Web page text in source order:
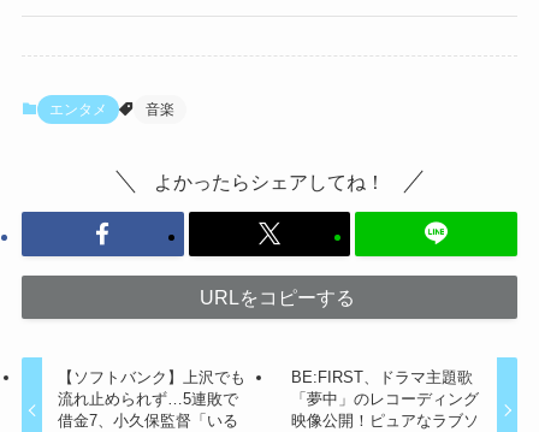
エンタメ 音楽
よかったらシェアしてね！
URLをコピーする
【ソフトバンク】上沢でも
流れ止められず…5連敗で
借金7、小久保監督「いる
BE:FIRST、ドラマ主題歌
「夢中」のレコーディング
映像公開！ピュアなラブソ